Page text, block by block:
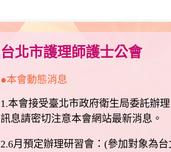
台北市護理師護士公會
●本會動態消息
1.本會接受臺北市政府衛生局委託辦
訊息請密切注意本會網站最新消息。
2.6月預定辦理研習會：(參加對象為